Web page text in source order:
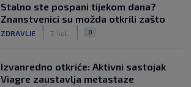
Stalno ste pospani tijekom dana?
Znanstvenici su možda otkrili zašto
ZDRAVLJE 7. kol. 0
Izvanredno otkriće: Aktivni sastojak
Viagre zaustavlja metastaze